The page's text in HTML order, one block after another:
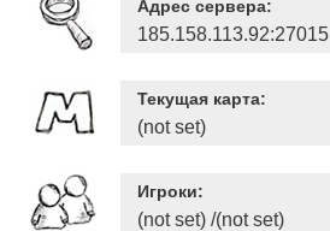
Адрес сервера:
185.158.113.92:27015
Текущая карта:
(not set)
Игроки:
(not set) /(not set)